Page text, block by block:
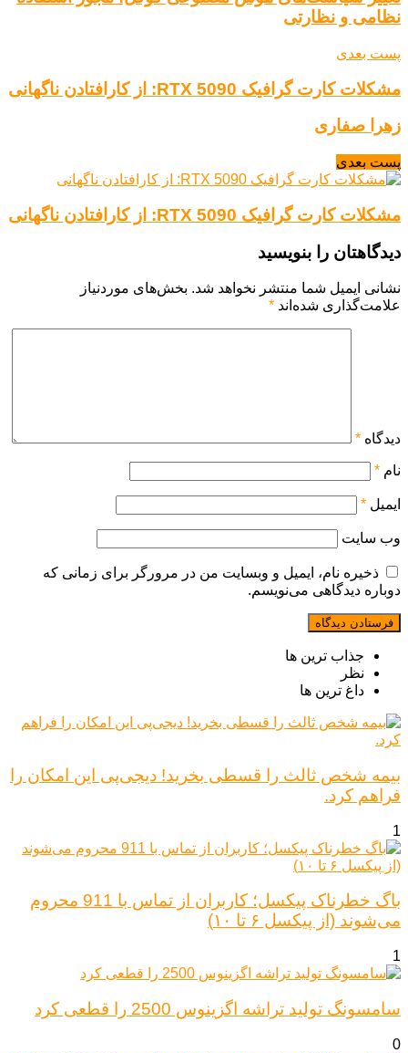
نظامی و نظارتی
پست بعدی
مشکلات کارت گرافیک RTX 5090: از کارافتادن ناگهانی
زهرا صفاری
پست بعدی
مشکلات کارت گرافیک RTX 5090: از کارافتادن ناگهانی
دیدگاهتان را بنویسید
نشانی ایمیل شما منتشر نخواهد شد. بخش‌های موردنیاز
علامت‌گذاری شده‌اند *
دیدگاه *
نام *
ایمیل *
وب‌ سایت
ذخیره نام، ایمیل و وبسایت من در مرورگر برای زمانی که
دوباره دیدگاهی می‌نویسم.
جذاب ترین ها
نظر
داغ ترین ها
بیمه شخص ثالث را قسطی بخرید! دیجی‌پی این امکان را
فراهم کرد.
1
باگ خطرناک پیکسل؛ کاربران از تماس با 911 محروم
می‌شوند (از پیکسل ۶ تا ۱۰)
1
سامسونگ تولید تراشه اگزینوس 2500 را قطعی کرد
0